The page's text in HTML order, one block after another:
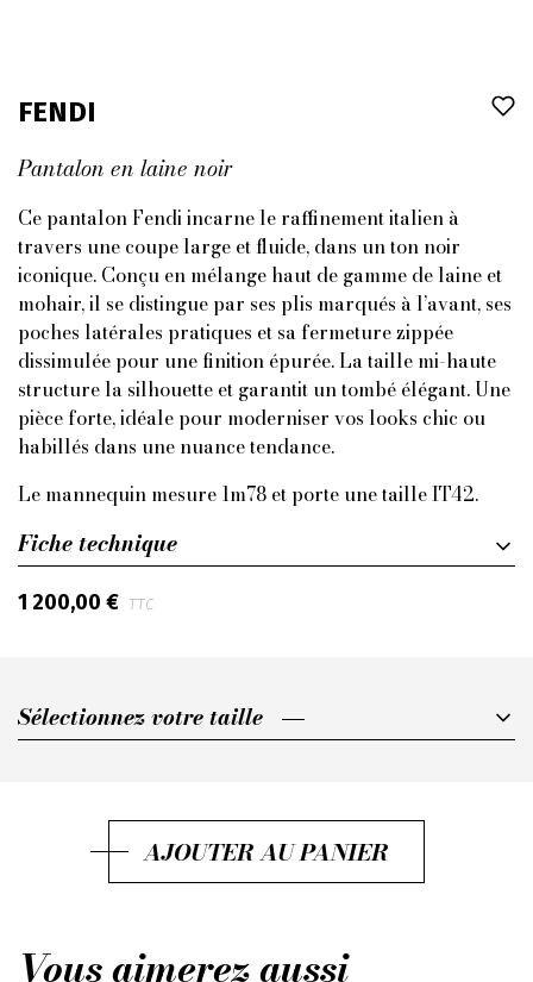
FENDI
Pantalon en laine noir
Ce pantalon Fendi incarne le raffinement italien à
travers une coupe large et fluide, dans un ton noir
iconique. Conçu en mélange haut de gamme de laine et
mohair, il se distingue par ses plis marqués à l’avant, ses
poches latérales pratiques et sa fermeture zippée
dissimulée pour une finition épurée. La taille mi-haute
structure la silhouette et garantit un tombé élégant. Une
pièce forte, idéale pour moderniser vos looks chic ou
habillés dans une nuance tendance.
Le mannequin mesure 1m78 et porte une taille IT42.
Fiche technique
1 200,00 € TTC
Sélectionnez votre taille
Sélectionnez votre taille
AJOUTER AU PANIER
Vous aimerez aussi